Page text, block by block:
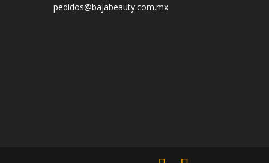
pedidos@bajabeauty.com.mx